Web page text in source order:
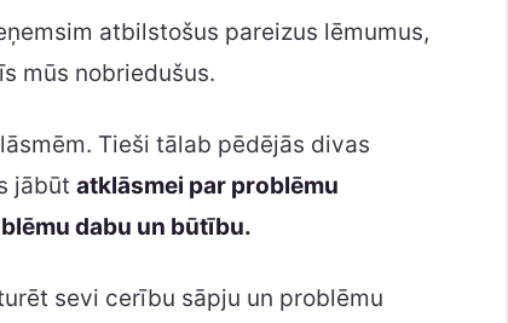
atbilstošus pareizus lēmumus,
mūs nobriedušus.
Tieši tālab pēdējās divas
jābūt atklāsmei par problēmu
dabu un būtību.
sevi cerību sāpju un problēmu